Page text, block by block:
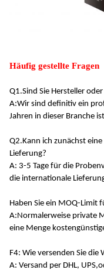
Häufig gestellte Fragen
Q1.Sind Sie Hersteller
A:Wir sind definitiv ein
Jahren in dieser Branche ist
Q2.Kann ich zunächst
Lieferung?
A: 3-5 Tage für die
die internationale
Haben Sie ein MOQ-Limit
A:Normalerweise private
eine Menge
F4: Wie versenden Sie
A: Versand per DHL, UPS,